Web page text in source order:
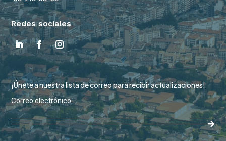
Redes sociales
¡Únete a nuestra lista de correo para recibir actualizaciones!